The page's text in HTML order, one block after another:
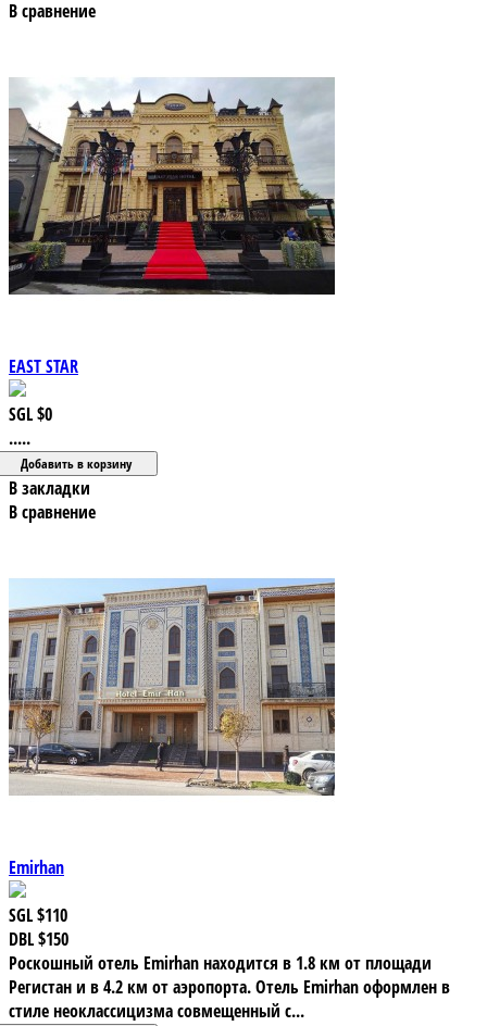
В сравнение
EAST STAR
SGL$0
.....
В закладки
В сравнение
Emirhan
SGL$110
DBL$150
Роскошный отель Emirhan находится в 1.8 км от площади
Регистан и в 4.2 км от аэропорта. Отель Emirhan оформлен в
стиле неоклассицизма совмещенный с...